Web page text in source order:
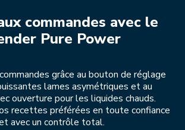
commandes avec le
Pure Power
grâce au bouton de réglage
lames asymétriques et au
ouverture pour les liquides chauds.
recettes préférées en toute confiance
avec un contrôle total.